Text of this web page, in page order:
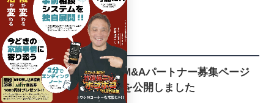
関連記事
M&Aパートナー募集ページ
を公開しました